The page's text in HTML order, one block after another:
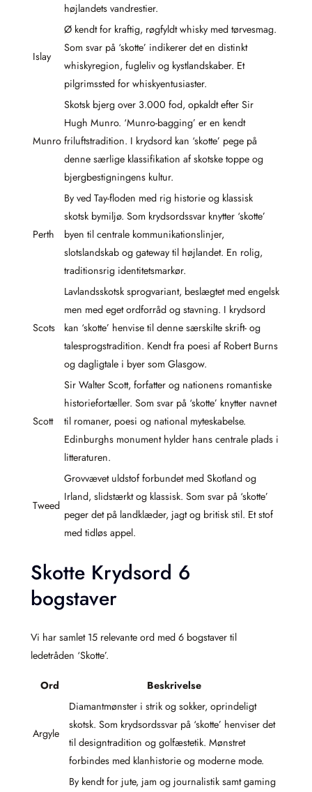
højlandets vandrestier.
Islay
Ø kendt for kraftig, røgfyldt whisky med tørvesmag.
Som svar på ‘skotte’ indikerer det en distinkt
whiskyregion, fugleliv og kystlandskaber. Et
pilgrimssted for whiskyentusiaster.
Munro
Skotsk bjerg over 3.000 fod, opkaldt efter Sir
Hugh Munro. ‘Munro-bagging’ er en kendt
friluftstradition. I krydsord kan ‘skotte’ pege på
denne særlige klassifikation af skotske toppe og
bjergbestigningens kultur.
Perth
By ved Tay-floden med rig historie og klassisk
skotsk bymiljø. Som krydsordssvar knytter ‘skotte’
byen til centrale kommunikationslinjer,
slotslandskab og gateway til højlandet. En rolig,
traditionsrig identitetsmarkør.
Scots
Lavlandsskotsk sprogvariant, beslægtet med engelsk
men med eget ordforråd og stavning. I krydsord
kan ‘skotte’ henvise til denne særskilte skrift- og
talesprogstradition. Kendt fra poesi af Robert Burns
og dagligtale i byer som Glasgow.
Scott
Sir Walter Scott, forfatter og nationens romantiske
historiefortæller. Som svar på ‘skotte’ knytter navnet
til romaner, poesi og national myteskabelse.
Edinburghs monument hylder hans centrale plads i
litteraturen.
Tweed
Grovvævet uldstof forbundet med Skotland og
Irland, slidstærkt og klassisk. Som svar på ‘skotte’
peger det på landklæder, jagt og britisk stil. Et stof
med tidløs appel.
Skotte Krydsord 6
bogstaver
Vi har samlet 15 relevante ord med 6 bogstaver til
ledetråden ‘Skotte’.
Ord Beskrivelse
Argyle
Diamantmønster i strik og sokker, oprindeligt
skotsk. Som krydsordssvar på ‘skotte’ henviser det
til designtradition og golfæstetik. Mønstret
forbindes med klanhistorie og moderne mode.
By kendt for jute, jam og journalistik samt gaming